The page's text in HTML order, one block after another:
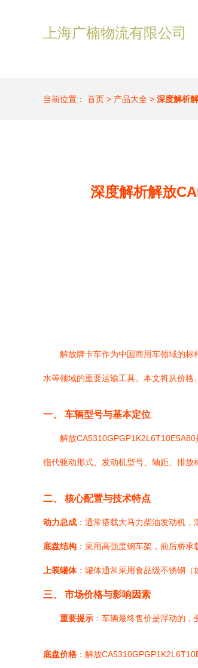
上海广楠物流有限公司
当前位置： 首页 > 产品大全 > 深度解析
深度解析解放
解放牌卡车作为中国商用车领域的
水等领域的重要运输工具。本文将从价格
一、 车辆型号与基本定位
解放CA5310GPGP1K2L6T10E5A80
指代驱动形式、发动机型号、轴距、排放
二、 核心配置与技术特点
动力总成 ：通常搭载大马力柴油发动机
底盘结构 ：采用高强度钢车架，前后桥
上装罐体：罐体通常采用食品级不锈钢（
三、 市场价格与影响因素
重要提示 ：车辆最终售价是浮动的，
底盘价格 ：解放